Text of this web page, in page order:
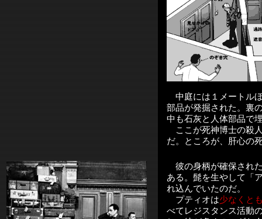
中庭には１メートル
部品が発掘された。裏
中も石灰と人体部品で
ここが死神博士の殺
だ。ところが、肝心の
彼の身柄が確保され
ある。髭を生やして「
れ込んでいたのだ。
プティオは少なくと
べてレジスタンス活動